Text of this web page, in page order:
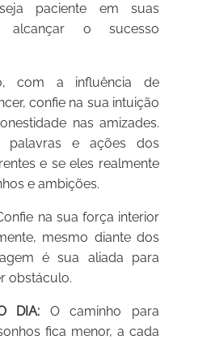
paciente em suas
alcançar o sucesso
com a influência de
confie na sua intuição
nas amizades.
palavras e ações dos
e se eles realmente
e ambições.
na sua força interior
mesmo diante dos
é sua aliada para
obstáculo.
DIA: O caminho para
fica menor, a cada